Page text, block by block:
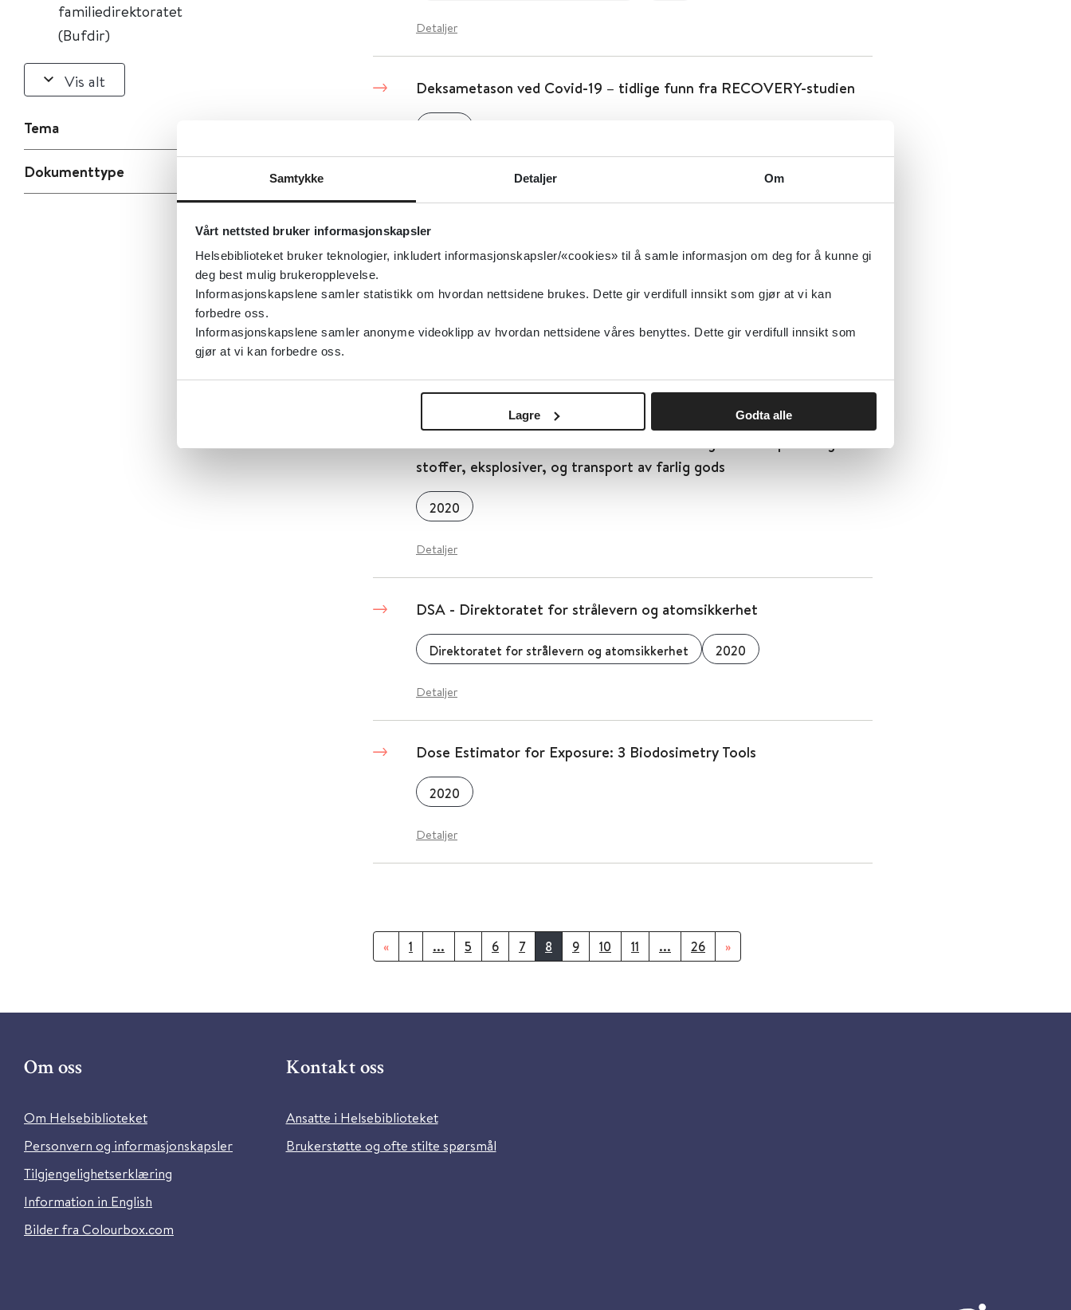
Samtykke Detaljer Om
Vårt nettsted bruker informasjonskapsler
Helsebiblioteket bruker teknologier, inkludert informasjonskapsler/«cookies» til å samle informasjon om deg for å kunne gi
deg best mulig brukeropplevelse.
Informasjonskapslene samler statistikk om hvordan nettsidene brukes. Dette gir verdifull innsikt som gjør at vi kan
forbedre oss.
Informasjonskapslene samler anonyme videoklipp av hvordan nettsidene våres benyttes. Dette gir verdifull innsikt som
gjør at vi kan forbedre oss.
Lagre Godta alle
familiedirektoratet
(Bufdir)
Vis alt
Tema
Dokumenttype
Detaljer
Deksametason ved Covid-19 – tidlige funn fra RECOVERY-studien
Nasjonalt senter for aldring og helse
Deltakende aksjonsforskning for bedre dokumentasjon
Senter for omsorgsforskning 2020
stoffer, eksplosiver, og transport av farlig gods
2020
Detaljer
DSA - Direktoratet for strålevern og atomsikkerhet
Direktoratet for strålevern og atomsikkerhet 2020
Detaljer
Dose Estimator for Exposure: 3 Biodosimetry Tools
2020
Detaljer
« 1 ... 5 6 7 8 9 10 11 ... 26 »
Om oss
Om Helsebiblioteket
Personvern og informasjonskapsler
Tilgjengelighetserklæring
Information in English
Bilder fra Colourbox.com
Kontakt oss
Ansatte i Helsebiblioteket
Brukerstøtte og ofte stilte spørsmål